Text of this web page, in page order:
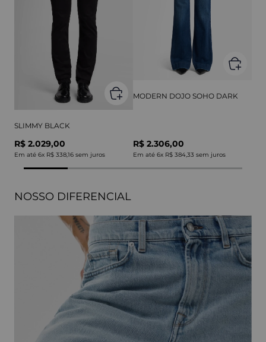
SLIMMY BLACK
R$ 2.029,00
Em até 6x R$ 338,16 sem juros
MODERN DOJO SOHO DARK
R$ 2.306,00
Em até 6x R$ 384,33 sem juros
NOSSO DIFERENCIAL